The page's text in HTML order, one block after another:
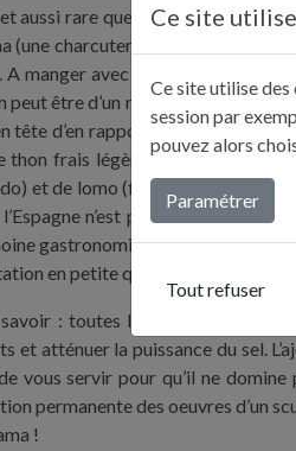
aussi rare que cher chez nous :
(une charcuterie de thon à base
A manger avec les doigts
peut être d’un rare raffinement
tête d’en rapporter en France.
thon frais légèrement salé à
et de lomo (filet) de porc
l’Espagne n’est plus ce pays
gastronomique et n’hésitent
en petite quantité et mes
: toutes les conserves
et atténuer la puissance du sel.
vous servir pour qu’il ne domine
permanente des oeuvres d’un
!
Ce site
Ce site utilise
session par
pouvez alors
Paramétrer
Tout refuser